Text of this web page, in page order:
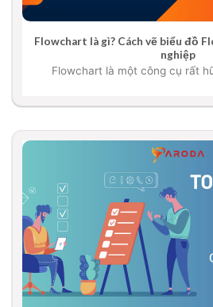
Flowchart là gì? Cách vẽ biểu đồ
nghiệp
Flowchart là một công cụ rất